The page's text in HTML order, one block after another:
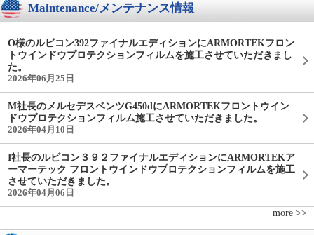
Maintenance/メンテナンス情報
O様のルビコン392ファイナルエディションにARMORTEKフロン
トウインドウプロテクションフィルムを施工させていただきまし
た。
2026年06月25日
M社長のメルセデスベンツG450dにARMORTEKフロントウイン
ドウプロテクションフィルム施工させていただきました。
2026年04月10日
I社長のルビコン３９２ファイナルエディションにARMORTEKア
ーマーテック フロントウインドウプロテクションフィルムを施工
させていただきました。
2026年04月06日
more >>